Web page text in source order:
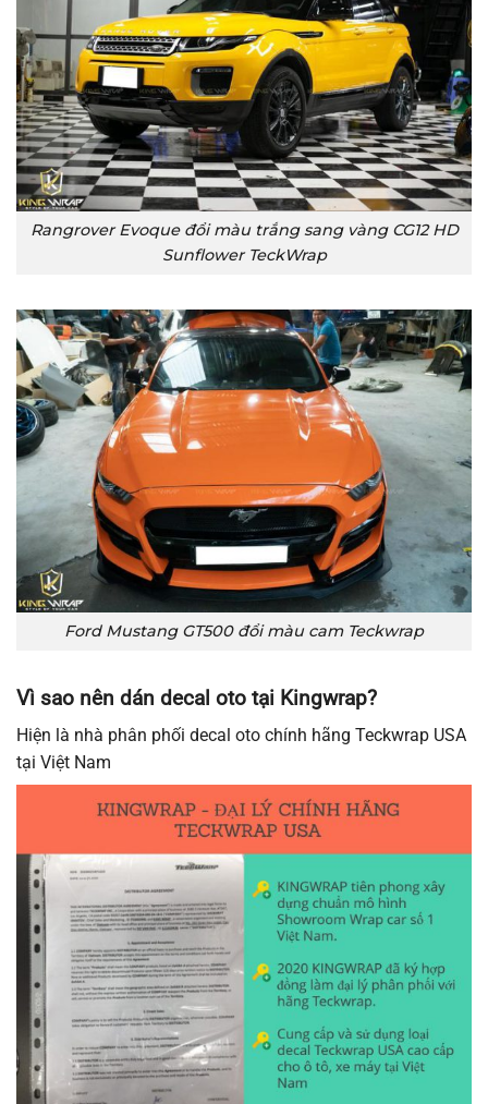
Rangrover Evoque đổi màu trắng sang vàng CG12 HD
Sunflower TeckWrap
Ford Mustang GT500 đổi màu cam Teckwrap
Vì sao nên dán decal oto tại Kingwrap?
Hiện là nhà phân phối decal oto chính hãng Teckwrap USA
tại Việt Nam